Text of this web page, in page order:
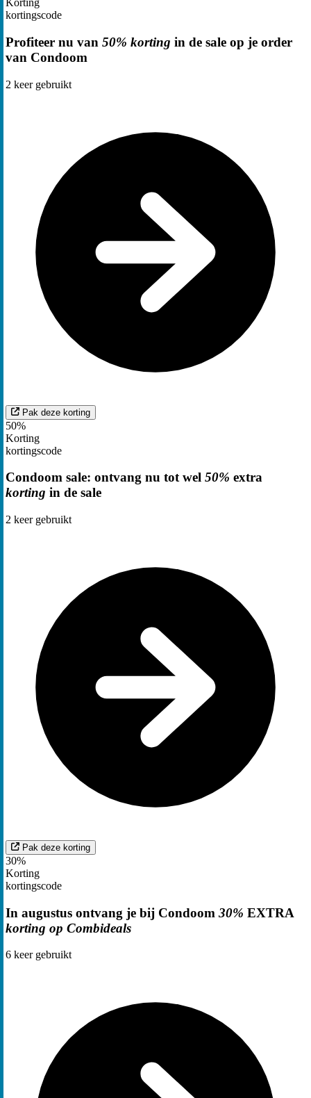
Korting
kortingscode
Profiteer nu van 50% korting in de sale op je order
van Condoom
2 keer gebruikt
Pak deze korting
50%
Korting
kortingscode
Condoom sale: ontvang nu tot wel 50% extra
korting in de sale
2 keer gebruikt
Pak deze korting
30%
Korting
kortingscode
In augustus ontvang je bij Condoom 30% EXTRA
korting op Combideals
6 keer gebruikt